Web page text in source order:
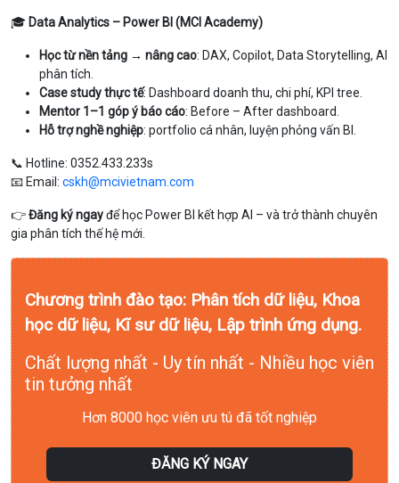
🎓 Data Analytics – Power BI (MCI Academy)
Học từ nền tảng → nâng cao: DAX, Copilot, Data Storytelling, AI
phân tích.
Case study thực tế: Dashboard doanh thu, chi phí, KPI tree.
Mentor 1–1 góp ý báo cáo: Before – After dashboard.
Hỗ trợ nghề nghiệp: portfolio cá nhân, luyện phỏng vấn BI.
📞 Hotline: 0352.433.233s
📧 Email: cskh@mcivietnam.com
👉Đăng ký ngayđể học Power BI kết hợp AI – và trở thành chuyên
gia phân tích thế hệ mới.
Chương trình đào tạo: Phân tích dữ liệu, Khoa
học dữ liệu, Kĩ sư dữ liệu, Lập trình ứng dụng.
Chất lượng nhất - Uy tín nhất - Nhiều học viên
tin tưởng nhất
Hơn 8000 học viên ưu tú đã tốt nghiệp
ĐĂNG KÝ NGAY